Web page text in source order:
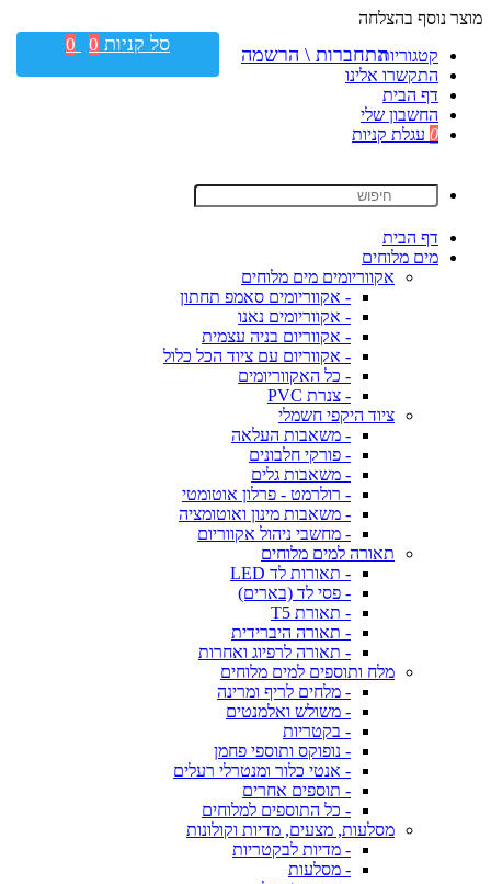
מוצר נוסף בהצלחה
קטגוריות
התקשרו אלינו
דף הבית
החשבון שלי
0 עגלת קניות
דף הבית
מים מלוחים
אקווריומים מים מלוחים
- אקווריומים סאמפ תחתון
- אקווריומים נאנו
- אקווריום בניה עצמית
- אקווריום עם ציוד הכל כלול
- כל האקווריומים
- צנרת PVC
ציוד היקפי חשמלי
- משאבות העלאה
- פורקי חלבונים
- משאבות גלים
- רולרמט - פרלון אוטומטי
- משאבות מינון ואוטומציה
- מחשבי ניהול אקווריום
תאורה למים מלוחים
- תאורות לד LED
- פסי לד (בארים)
- תאורת T5
- תאורה היברידית
- תאורה לרפיוג ואחרות
מלח ותוספים למים מלוחים
- מלחים לריף ומרינה
- משולש ואלמנטים
- בקטריות
- נופוקס ותוספי פחמן
- אנטי כלור ומנטרלי רעלים
- תוספים אחרים
- כל התוספים למלוחים
מסלעות, מצעים, מדיות וקולונות
- מדיות לבקטריות
- מסלעות
התחברות \ הרשמה סל קניות 0
0